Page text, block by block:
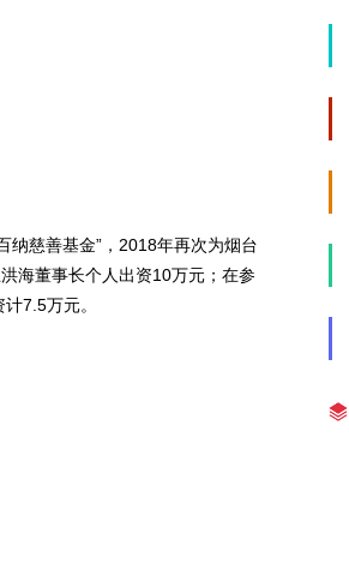
慈善基金”，2018年再次为烟台
海董事长个人出资10万元；在参
7.5万元。